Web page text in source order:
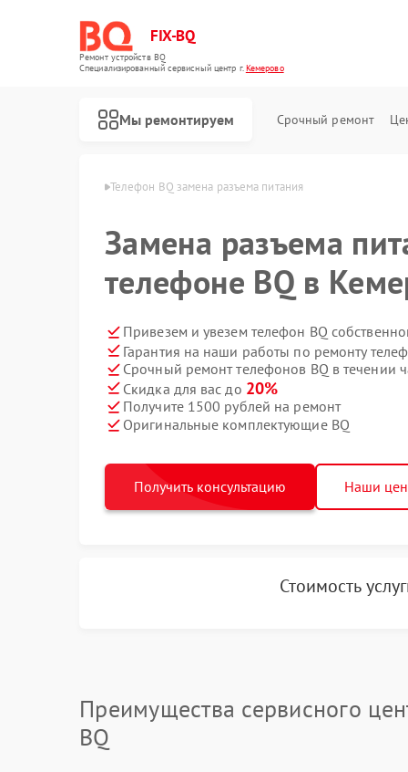
FIX-BQ
Ремонт устройств BQ
Специализированный cервисный центр г.Кемерово
Мы ремонтируем Срочный ремонт
Телефон BQ замена разъема питания
Замена разъема
телефоне BQ в
Привезем и увезем телефон BQ
Гарантия на наши работы по ремонту
Срочный ремонт телефонов BQ в течении
Скидка для вас до 20%
Получите 1500 рублей на ремонт
Оригинальные комплектующие BQ
Получить консультацию Наши
Стоимость
Преимущества сервисного
BQ